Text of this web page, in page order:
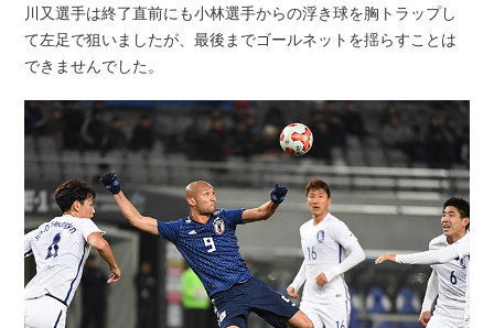
川又選手は終了直前にも小林選手からの浮き球を胸トラップし
て左足で狙いましたが、最後までゴールネットを揺らすことは
できませんでした。